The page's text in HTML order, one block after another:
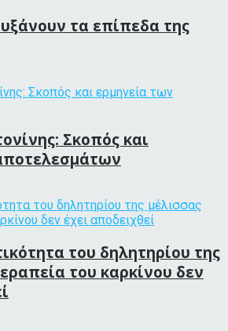
τα επίπεδα της
Σκοπός και
του δηλητηρίου της
του καρκίνου δεν